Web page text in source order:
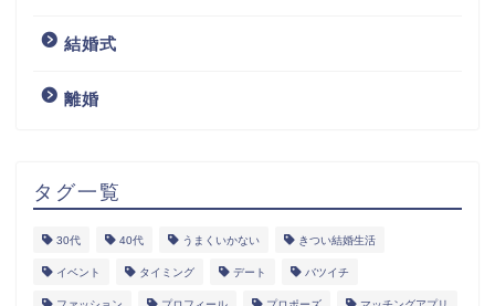
結婚式
離婚
タグ一覧
30代 40代 うまくいかない きつい結婚生活
イベント タイミング デート バツイチ